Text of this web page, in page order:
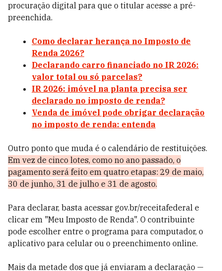
procuração digital para que o titular acesse a pré-
preenchida.
Como declarar herança no Imposto de
Renda 2026?
Declarando carro financiado no IR 2026:
valor total ou só parcelas?
IR 2026: imóvel na planta precisa ser
declarado no imposto de renda?
Venda de imóvel pode obrigar declaração
no imposto de renda: entenda
Outro ponto que muda é o calendário de restituições.
Em vez de cinco lotes, como no ano passado, o
pagamento será feito em quatro etapas: 29 de maio,
30 de junho, 31 de julho e 31 de agosto.
Para declarar, basta acessar gov.br/receitafederal e
clicar em "Meu Imposto de Renda". O contribuinte
pode escolher entre o programa para computador, o
aplicativo para celular ou o preenchimento online.
Mais da metade dos que já enviaram a declaração —